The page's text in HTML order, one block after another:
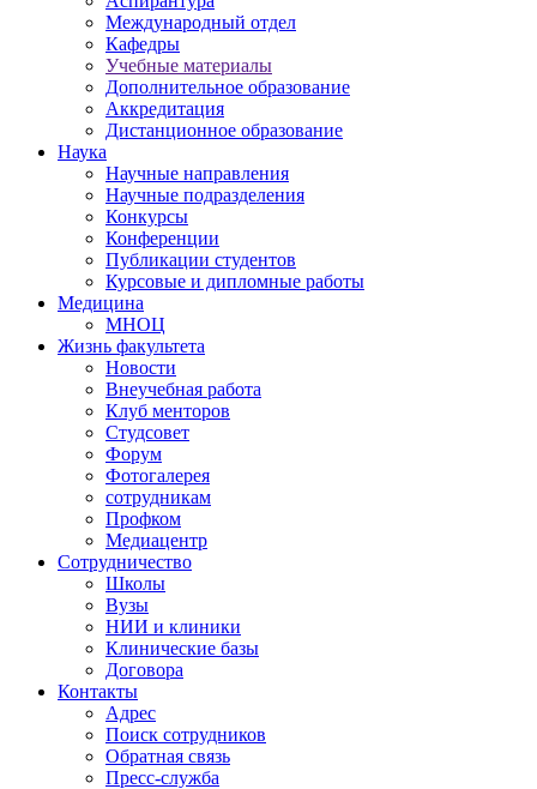
Международный отдел
Кафедры
Учебные материалы
Дополнительное образование
Аккредитация
Дистанционное образование
Наука
Научные направления
Научные подразделения
Конкурсы
Конференции
Публикации студентов
Курсовые и дипломные работы
Медицина
МНОЦ
Жизнь факультета
Новости
Внеучебная работа
Клуб менторов
Студсовет
Форум
Фотогалерея
сотрудникам
Профком
Медиацентр
Сотрудничество
Школы
Вузы
НИИ и клиники
Клинические базы
Договора
Контакты
Адрес
Поиск сотрудников
Обратная связь
Пресс-служба